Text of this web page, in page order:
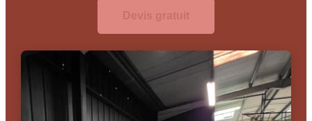
Devis gratuit